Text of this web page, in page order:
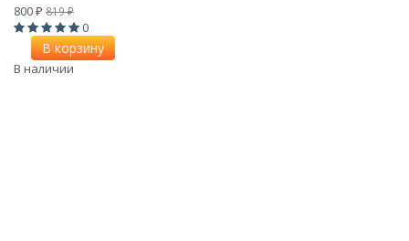
800 ₽ 819₽
0
В корзину
В наличии